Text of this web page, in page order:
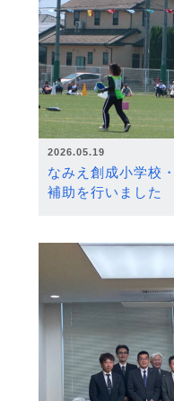
2026.05.19
なみえ創成小学校
補助を行いました